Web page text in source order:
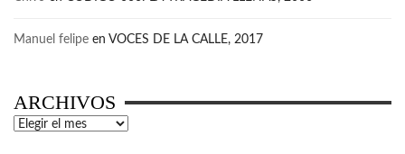
Manuel felipe en VOCES DE LA CALLE, 2017
ARCHIVOS
Archivos